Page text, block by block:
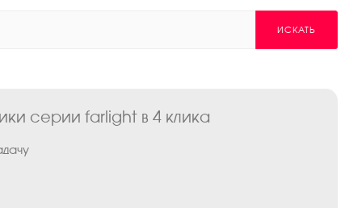
ИСКАТЬ
серии farlight в 4 клика